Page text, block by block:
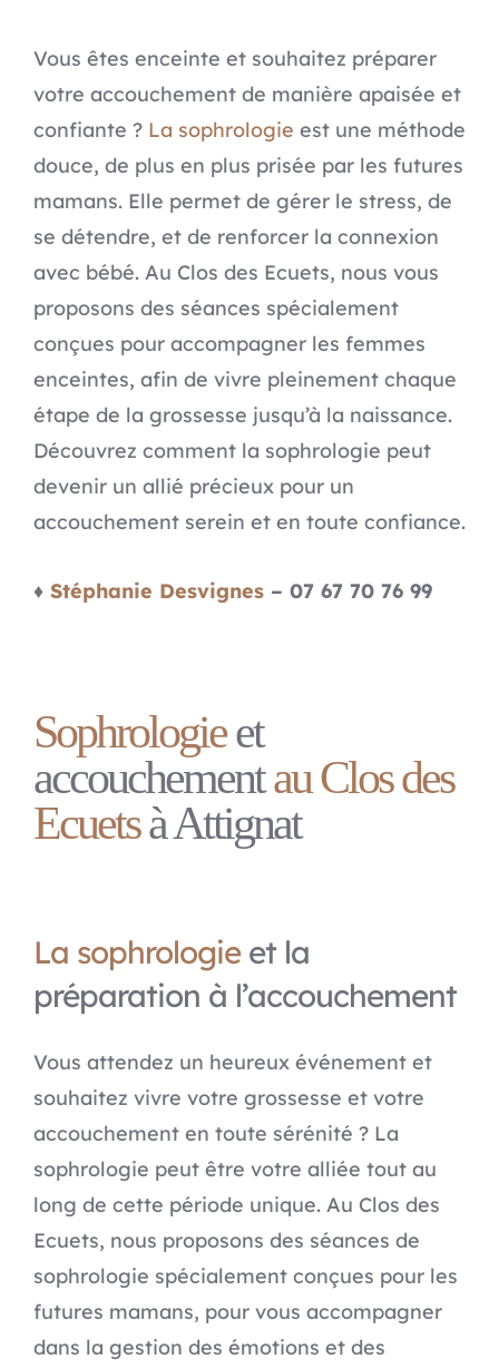
Vous êtes enceinte et souhaitez préparer
votre accouchement de manière apaisée et
confiante ? La sophrologie est une méthode
douce, de plus en plus prisée par les futures
mamans. Elle permet de gérer le stress, de
se détendre, et de renforcer la connexion
avec bébé. Au Clos des Ecuets, nous vous
proposons des séances spécialement
conçues pour accompagner les femmes
enceintes, afin de vivre pleinement chaque
étape de la grossesse jusqu’à la naissance.
Découvrez comment la sophrologie peut
devenir un allié précieux pour un
accouchement serein et en toute confiance.
♦ Stéphanie Desvignes – 07 67 70 76 99
Sophrologieet
accouchementau Clos des
Ecuetsà Attignat
La sophrologieet la
préparation à l’accouchement
Vous attendez un heureux événement et
souhaitez vivre votre grossesse et votre
accouchement en toute sérénité ? La
sophrologie peut être votre alliée tout au
long de cette période unique. Au Clos des
Ecuets, nous proposons des séances de
sophrologie spécialement conçues pour les
futures mamans, pour vous accompagner
dans la gestion des émotions et des